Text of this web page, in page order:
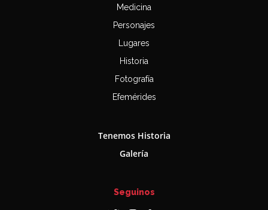
Medicina
Personajes
Lugares
Historia
Fotografía
Efemérides
Tenemos Historia
Galería
Seguinos